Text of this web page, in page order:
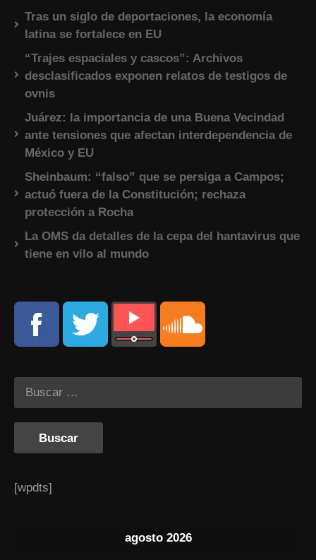
Tras un siglo de deportaciones, la economía
latina se fortalece en EU
“Trajes espaciales y cascos”: Archivos
desclasificados exponen relatos de testigos de
ovnis
Juárez: la importancia de una Buena Vecindad
ante tensiones que afectan interdependencia de
México y EU
Sheinbaum: “falso” que se persiga a Campos;
actuó fuera de la Constitución; rechaza
protección a Rocha
La OMS da detalles de la cepa del hantavirus que
tiene en vilo al mundo
[wpdts]
agosto 2026